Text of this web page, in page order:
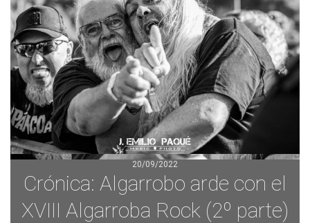
20/09/2022
Crónica: Algarrobo arde con el
XVIII Algarroba Rock (2º parte)